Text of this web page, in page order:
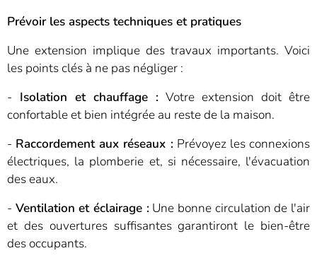
Prévoir les aspects techniques et pratiques
Une extension implique des travaux importants. Voici
les points clés à ne pas négliger :
- Isolation et chauffage :Votre extension doit être
confortable et bien intégrée au reste de la maison.
- Raccordement aux réseaux : Prévoyez les connexions
électriques, la plomberie et, si nécessaire, l'évacuation
des eaux.
- Ventilation et éclairage : Une bonne circulation de l'air
et des ouvertures suffisantes garantiront le bien-être
des occupants.